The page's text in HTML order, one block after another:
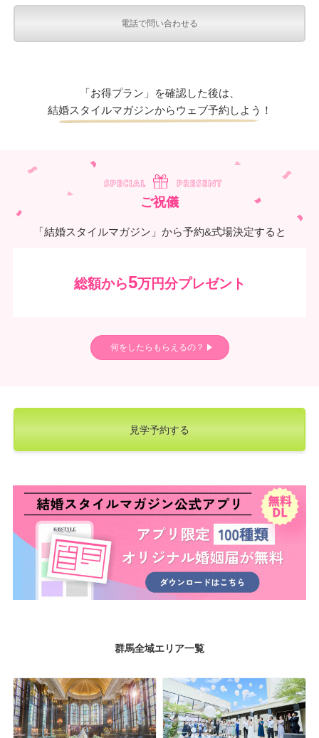
電話で問い合わせる
「お得プラン」を確認した後は、
結婚スタイルマガジンからウェブ予約しよう！
ご祝儀
「結婚スタイルマガジン」から予約&式場決定すると
総額から5万円分プレゼント
何をしたらもらえるの？
見学予約する
群馬全域エリア一覧